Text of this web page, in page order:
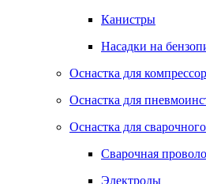
Канистры
Насадки на
Оснастка для
Оснастка для
Оснастка для
Сварочная
Электроды